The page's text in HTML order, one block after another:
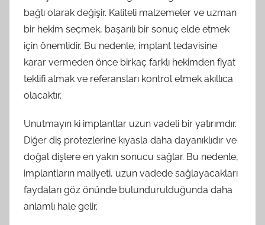
bağlı olarak değişir. Kaliteli malzemeler ve uzman
bir hekim seçmek, başarılı bir sonuç elde etmek
için önemlidir. Bu nedenle, implant tedavisine
karar vermeden önce birkaç farklı hekimden fiyat
teklifi almak ve referansları kontrol etmek akıllıca
olacaktır.
Unutmayın ki implantlar uzun vadeli bir yatırımdır.
Diğer diş protezlerine kıyasla daha dayanıklıdır ve
doğal dişlere en yakın sonucu sağlar. Bu nedenle,
implantların maliyeti, uzun vadede sağlayacakları
faydaları göz önünde bulundurulduğunda daha
anlamlı hale gelir.